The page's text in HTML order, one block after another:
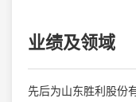
业绩及领域
先后为山东胜利股份